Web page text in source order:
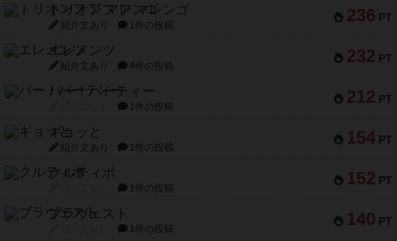
236 PT
トリオンフ ア マレンゴ
紹介文あり 1件の投稿
232 PT
エレメンツ
紹介文あり 4件の投稿
212 PT
バー！パーティー
1件の投稿
154 PT
ギョッと
紹介文あり 1件の投稿
152 PT
クルティボ
1件の投稿
140 PT
ブラヴェスト
1件の投稿